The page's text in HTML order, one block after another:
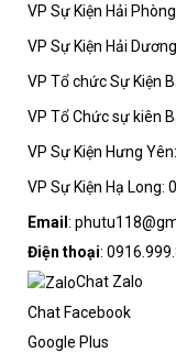
VP Sự Kiện Hải
VP Sự Kiện Hải
VP Tổ chức Sự Kiện
VP Tổ Chức sự kiên
VP Sự Kiện Hưng
VP Sự Kiện Hạ Long:
Email :
Điện thoại:
Chat Zalo
Chat Facebook
Google Plus